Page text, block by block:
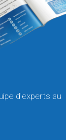
d'experts au